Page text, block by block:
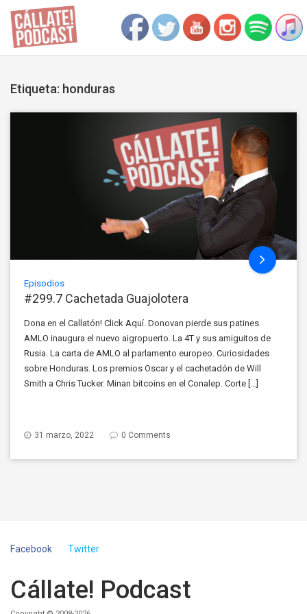
Etiqueta: honduras
Episodios
#299.7 Cachetada Guajolotera
Dona en el Callatón! Click Aquí. Donovan pierde sus patines.
AMLO inaugura el nuevo aigropuerto. La 4T y sus amiguitos de
Rusia. La carta de AMLO al parlamento europeo. Curiosidades
sobre Honduras. Los premios Oscar y el cachetadón de Will
Smith a Chris Tucker. Minan bitcoins en el Conalep. Corte […]
31 marzo, 2022 0 Comments
Facebook Twitter
Cállate! Podcast